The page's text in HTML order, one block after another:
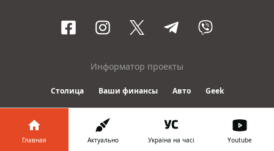
Информатор проекты
Столица Ваши финансы Авто Geek
© 2016-2026 Informator
Главная Актуально Україна на часі Youtube